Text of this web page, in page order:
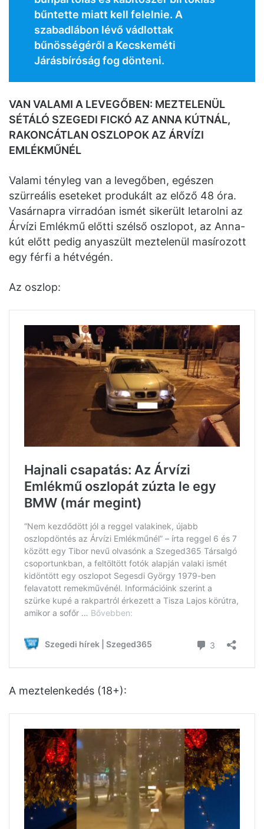
bűntette miatt kell felelnie. A
szabadlábon lévő vádlottak
bűnösségéről a Kecskeméti
Járásbíróság fog dönteni.
VAN VALAMI A LEVEGŐBEN: MEZTELENÜL
SÉTÁLÓ SZEGEDI FICKÓ AZ ANNA KÚTNÁL,
RAKONCÁTLAN OSZLOPOK AZ ÁRVÍZI
EMLÉKMŰNÉL
Valami tényleg van a levegőben, egészen
szürreális eseteket produkált az előző 48 óra.
Vasárnapra virradóan ismét sikerült letarolni az
Árvízi Emlékmű előtti szélső oszlopot, az Anna-
kút előtt pedig anyaszült meztelenül masírozott
egy férfi a hétvégén.
Az oszlop:
A meztelenkedés (18+):